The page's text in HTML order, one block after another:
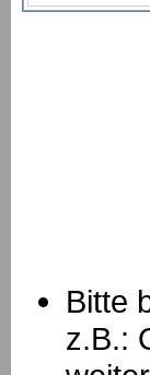
Bitte
z.B.: